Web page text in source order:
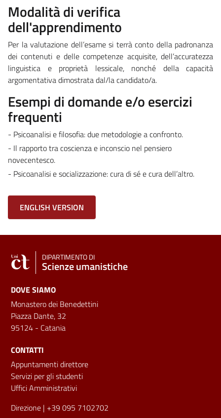
Modalità di verifica
dell'apprendimento
Per la valutazione dell’esame si terrà conto della padronanza
dei contenuti e delle competenze acquisite, dell’accuratezza
linguistica e proprietà lessicale, nonché della capacità
argomentativa dimostrata dal/la candidato/a.
Esempi di domande e/o esercizi
frequenti
- Psicoanalisi e filosofia: due metodologie a confronto.
- Il rapporto tra coscienza e inconscio nel pensiero
novecentesco.
- Psicoanalisi e socializzazione: cura di sé e cura dell’altro.
ENGLISH VERSION
DIPARTIMENTO DI
Scienze umanistiche
DOVE SIAMO
Monastero dei Benedettini
Piazza Dante, 32
95124 - Catania
CONTATTI
Appuntamenti direttore
Servizi per gli studenti
Uffici Amministrativi
Direzione | +39 095 7102702